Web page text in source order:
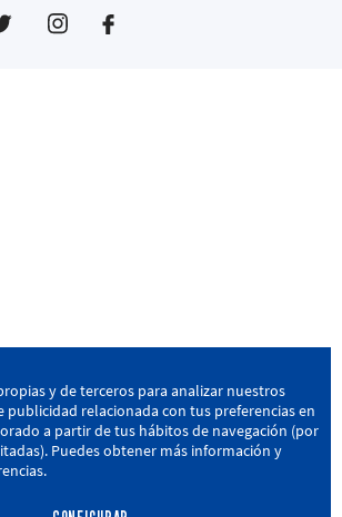
48340 Amorebieta, Bizkaia
y de terceros para analizar nuestros
publicidad relacionada con tus preferencias en
a partir de tus hábitos de navegación (por
Puedes obtener más información y